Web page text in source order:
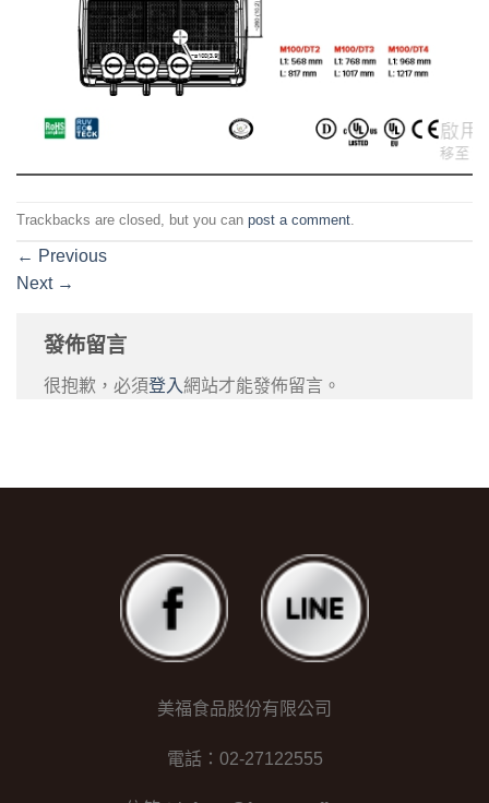
Trackbacks are closed, but you can post a comment.
← Previous
Next →
發佈留言
很抱歉，必須登入網站才能發佈留言。
美福食品股份有限公司
電話：02-27122555